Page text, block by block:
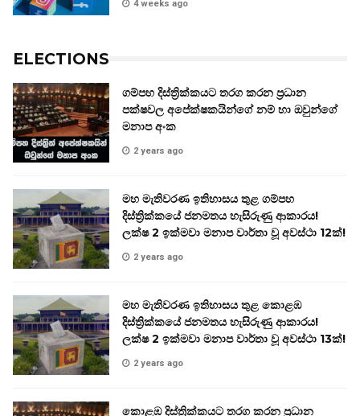
4 weeks ago
ELECTIONS
ගම්පහ දිස්ත්‍රික්කයට තරග කරන ප්‍රධාන
පක්ෂවල අපේක්ෂකයින්ගේ නම් හා ඔවුන්ගේ
මනාප අංක
2 years ago
මහ මැතිවරණ ඉතිහාසය තුළ ගම්පහ
දිස්ත්‍රික්කයේ ජනමතය හැසිරුණු ආකාරය!
ලක්ෂ 2 ඉක්මවා මනාප වාර්තා වූ අවස්ථා 12ක්!
2 years ago
මහ මැතිවරණ ඉතිහාසය තුළ කොළඹ
දිස්ත්‍රික්කයේ ජනමතය හැසිරුණු ආකාරය!
ලක්ෂ 2 ඉක්මවා මනාප වාර්තා වූ අවස්ථා 13ක්!
2 years ago
කොළඹ දිස්ත්‍රික්කයට තරග කරන ප්‍රධාන